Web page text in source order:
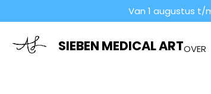
direct
Van 1 augustus t/
SIEBEN MEDICAL ARTOVER